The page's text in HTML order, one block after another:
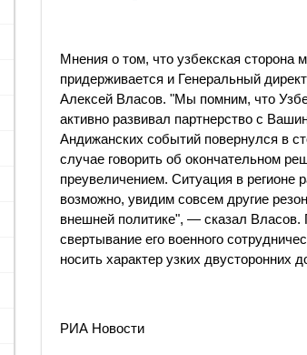
Мнения о том, что узбекская сторона
придерживается и Генеральный
Алексей Власов. "Мы помним, что
активно развивал партнерство с
Андижанских событий повернулся в
случае говорить об окончательном
преувеличением. Ситуация в регионе
возможно, увидим совсем другие
внешней политике", — сказал
свертывание его военного
носить характер узких двусторонних
РИА Новости